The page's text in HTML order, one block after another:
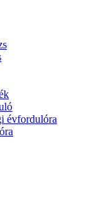
évfordulóra